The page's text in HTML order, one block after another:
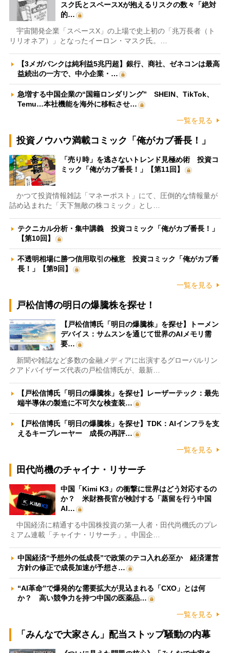
スク氏とスペースXが抱えるリスクの数々「絶対
的…
宇宙開発企業「スペースX」の上場で史上初の「兆万長者（ト
リリオネア）」となったイーロン・マスク氏。…
【3メガバンクは純利益5兆円超】銀行、商社、ゼネコンは最高
益続出の一方で、中小企業・…
急増する中国企業の“国籍ロンダリング” SHEIN、TikTok、
Temu…本社機能を海外に移転させ…
一覧を見る
投資ノウハウ満載コミック「俺がカブ番長！」
「売り時」を逃さないトレンド見極め術 投資コ
ミック「俺がカブ番長！」【第11回】
かつて投資情報雑誌「マネーポスト」にて、圧倒的な情報量が
詰め込まれた「天下無敵の株コミック」とし…
テクニカル分析・集中講義 投資コミック「俺がカブ番長！」
【第10回】
不透明相場に勝つ信用取引の極意 投資コミック「俺がカブ番
長！」【第9回】
一覧を見る
戸松信博の明日の爆騰株を探せ！
【戸松信博氏「明日の爆騰株」を探せ】トーメン
デバイス：サムスンを通じて世界のAIメモリ需
要…
新聞や雑誌など多数の金融メディアに出演するグローバルリン
クアドバイザーズ代表の戸松信博氏が、最新…
【戸松信博氏「明日の爆騰株」を探せ】レーザーテック：最先
端半導体の製造に不可欠な検査装…
【戸松信博氏「明日の爆騰株」を探せ】TDK：AIインフラを支
えるキープレーヤー 成長の再評…
一覧を見る
田代尚機のチャイナ・リサーチ
中国「Kimi K3」の衝撃に世界はどう対応するの
か？ 米財務長官が検討する「蒸留を行う中国
AI…
中国経済に精通する中国株投資の第一人者・田代尚機氏のプレ
ミアム連載「チャイナ・リサーチ」。中国企…
中国経済“予想外の低成長”で政策のテコ入れ必至か 経済運営
方針の修正で成長加速が予想さ…
“AI革命”で爆発的な需要拡大が見込まれる「CXO」とは何
か？ 高い競争力を持つ中国の医薬品…
一覧を見る
「みんなで大家さん」配当ストップ騒動の内幕